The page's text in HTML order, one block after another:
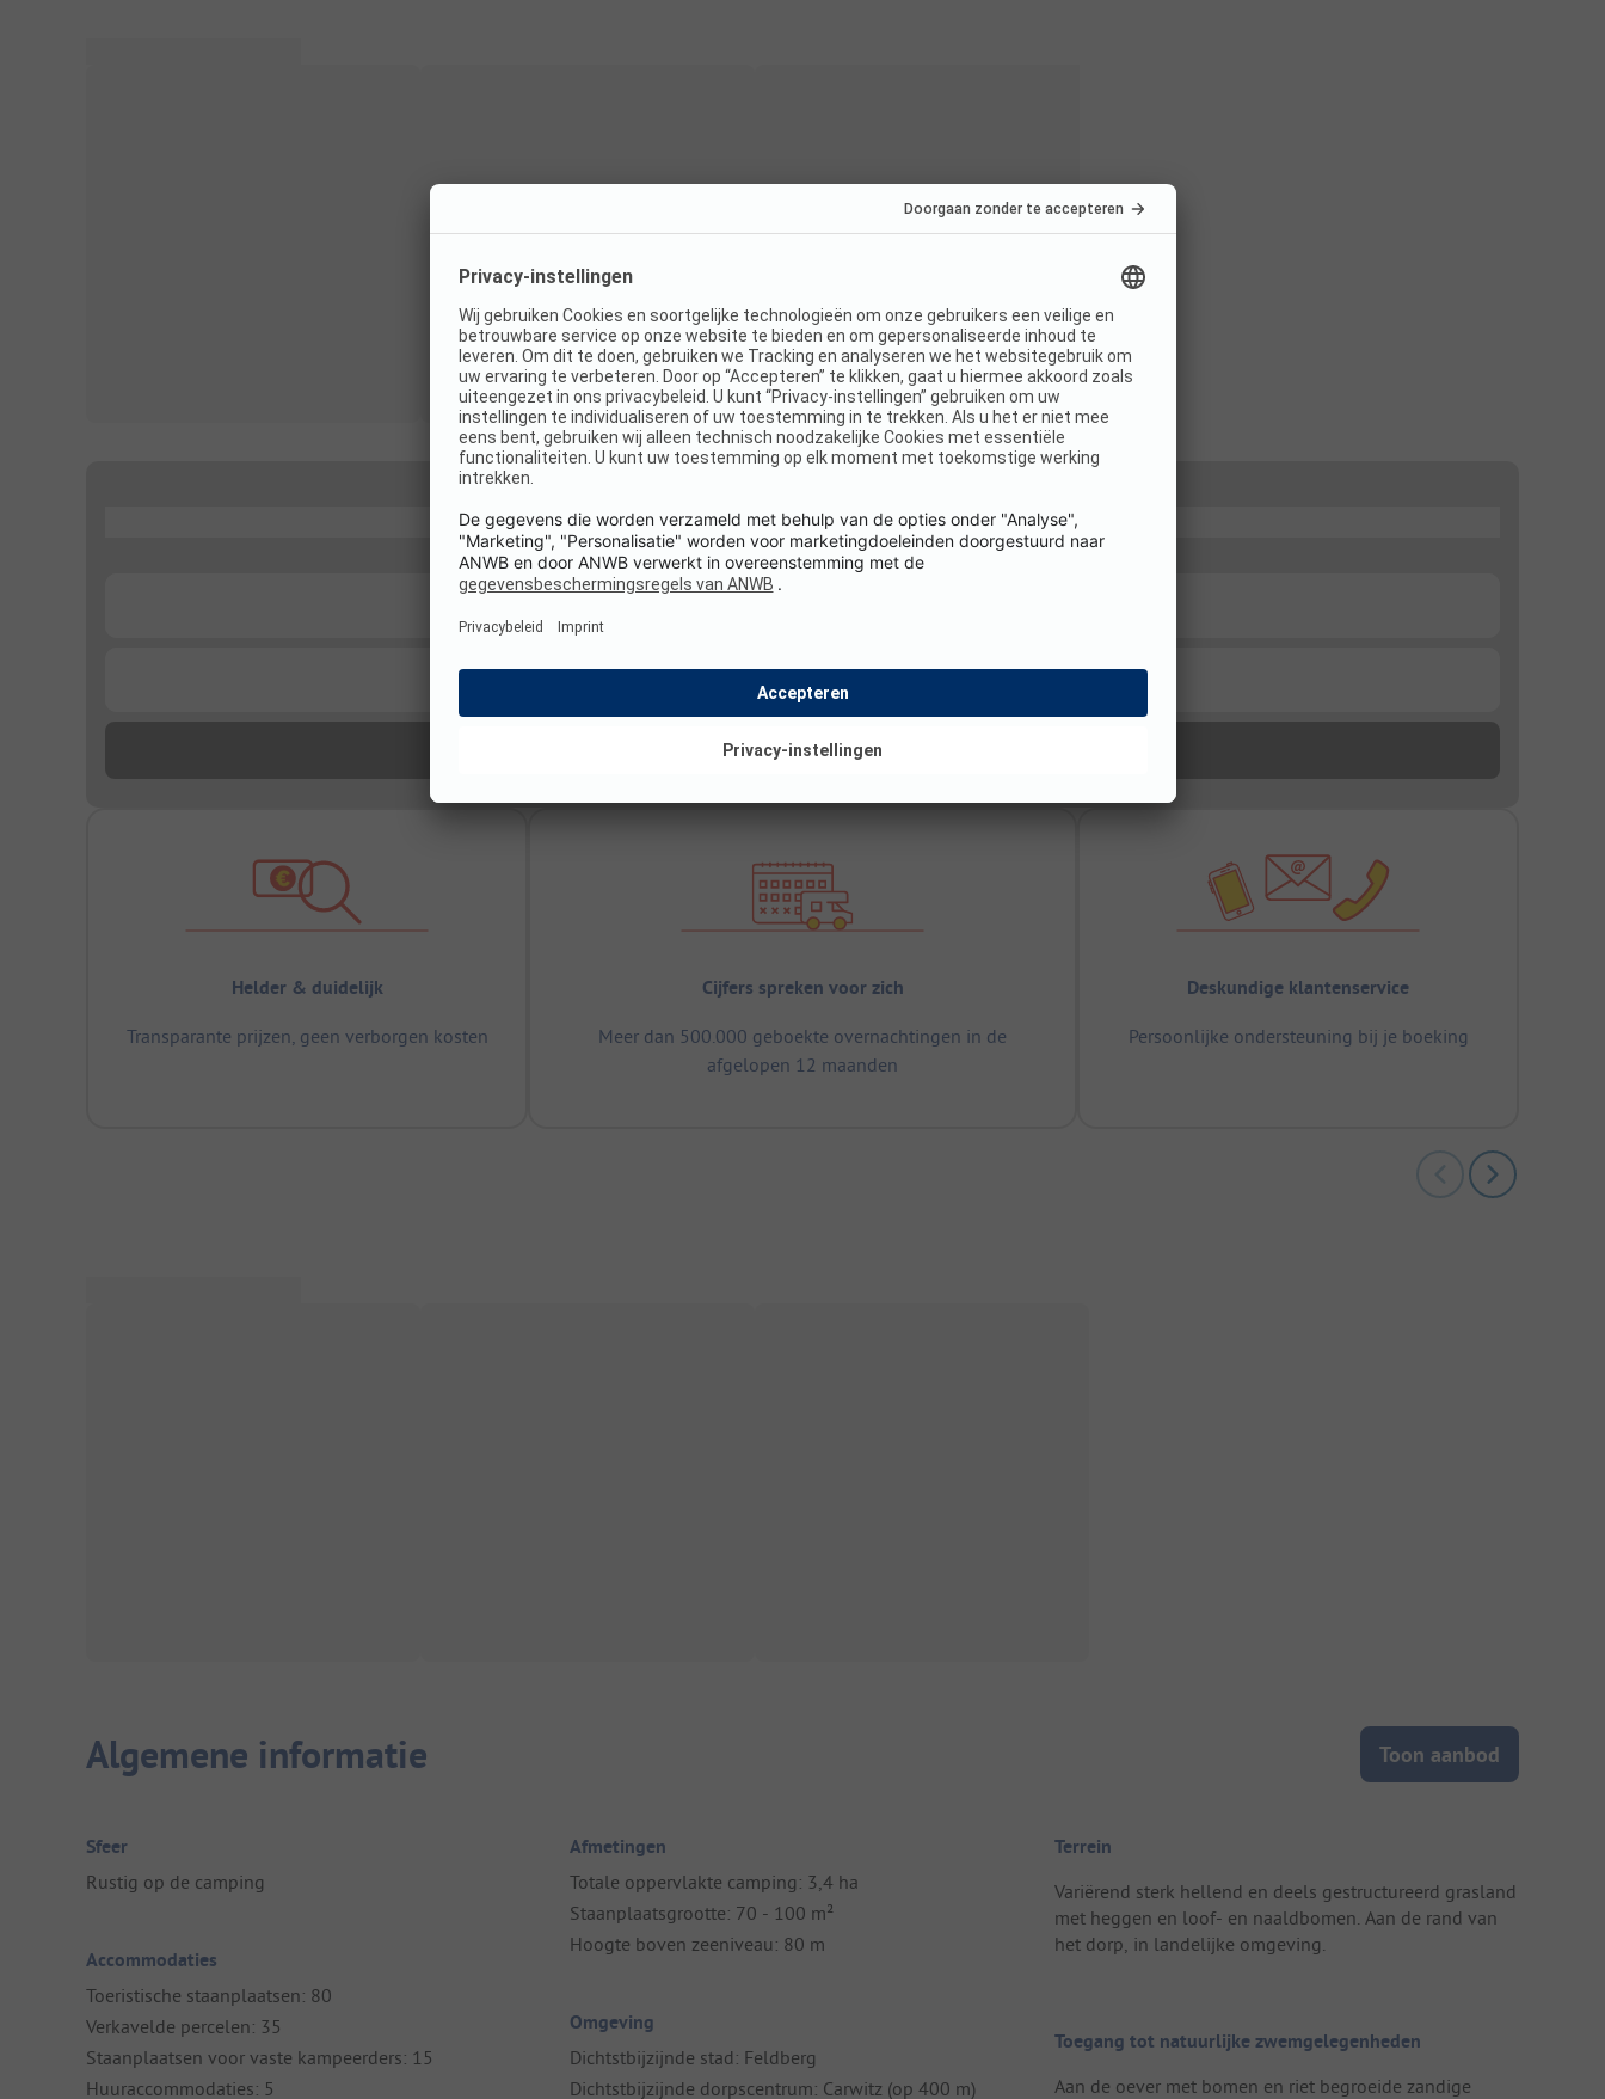
Helder & duidelijk
Transparante prijzen, geen verborgen kosten
Cijfers spreken voor zich
Meer dan 500.000 geboekte overnachtingen in de
afgelopen 12 maanden
Deskundige klantenservice
Persoonlijke ondersteuning bij je boeking
Algemene informatie Toon aanbod
Sfeer
Rustig op de camping
Accommodaties
Toeristische staanplaatsen: 80
Verkavelde percelen: 35
Staanplaatsen voor vaste kampeerders: 15
Huuraccommodaties: 5
Afmetingen
Totale oppervlakte camping: 3,4 ha
Staanplaatsgrootte: 70 - 100 m²
Hoogte boven zeeniveau: 80 m
Omgeving
Dichtstbijzijnde stad: Feldberg
Dichtstbijzijnde dorpscentrum: Carwitz (op 400 m)
Terrein
Variërend sterk hellend en deels gestructureerd grasland
met heggen en loof- en naaldbomen. Aan de rand van
het dorp, in landelijke omgeving.
Toegang tot natuurlijke zwemgelegenheden
Aan de oever met bomen en riet begroeide zandige